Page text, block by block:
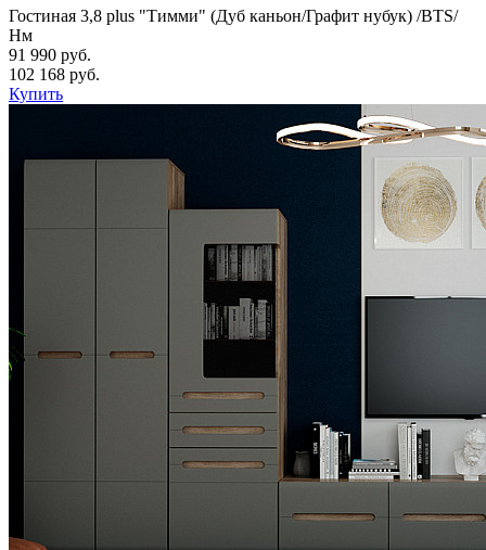
Гостиная 3,8 plus "Тимми" (Дуб каньон/Графит нубук) /BTS/
Нм
91 990 руб.
102 168 руб.
Купить